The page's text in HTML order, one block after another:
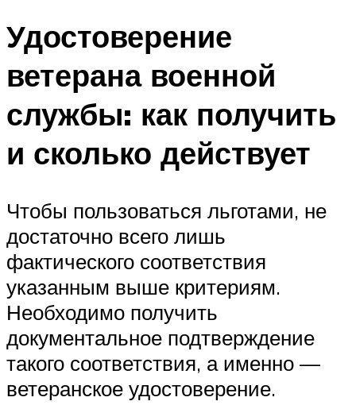
Удостоверение
ветерана военной
службы: как получить
и сколько действует
Чтобы пользоваться льготами, не
достаточно всего лишь
фактического соответствия
указанным выше критериям.
Необходимо получить
документальное подтверждение
такого соответствия, а именно —
ветеранское удостоверение.